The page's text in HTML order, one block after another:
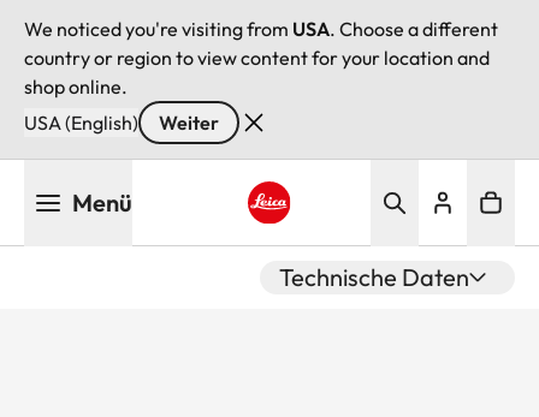
We noticed you're visiting from USA. Choose a different
country or region to view content for your location and
shop online.
USA (English)
Weiter
Menü
Technische Daten